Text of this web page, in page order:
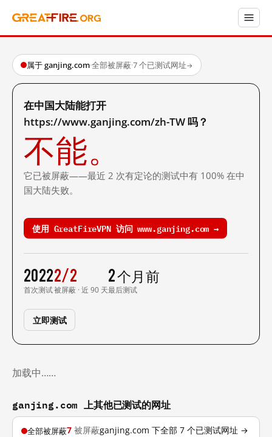
属于 ganjing.com·全部被屏蔽·7 个已测试网址→
在中国大陆能打开
https://www.ganjing.com/zh-TW 吗？
不能。
它已被屏蔽——最近 2 次有定论的测试中有 100% 在中
国大陆失败。
使用 GreatFireVPN 访问 www.ganjing.com →
2022
首次测试
2/2
被屏蔽 · 近 90 天
2 个月前
最后测试
立即测试
加载中……
ganjing.com 上其他已测试的网址
全部被屏蔽7 被屏蔽ganjing.com 下全部 7 个已测试网址 →